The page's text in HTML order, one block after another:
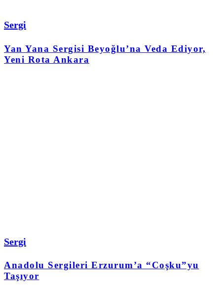
Sergi
Yan Yana Sergisi Beyoğlu’na Veda Ediyor,
Yeni Rota Ankara
Sergi
Anadolu Sergileri Erzurum’a “Coşku”yu
Taşıyor